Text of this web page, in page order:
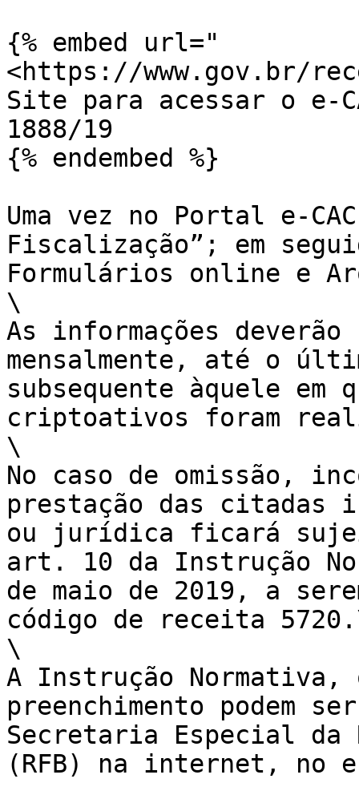
{% embed url="
<https://www.gov.br/
Site para acessar o e-
1888/19
{% endembed %}
Uma vez no Portal e-
Fiscalização”; em
Formulários online e
\
As informações
mensalmente, até o
subsequente àquele em
criptoativos foram
\
No caso de omissão,
prestação das citadas
ou jurídica ficará
art. 10 da Instrução
de maio de 2019, a
código de receita
\
A Instrução
preenchimento podem
Secretaria Especial
(RFB) na internet, no